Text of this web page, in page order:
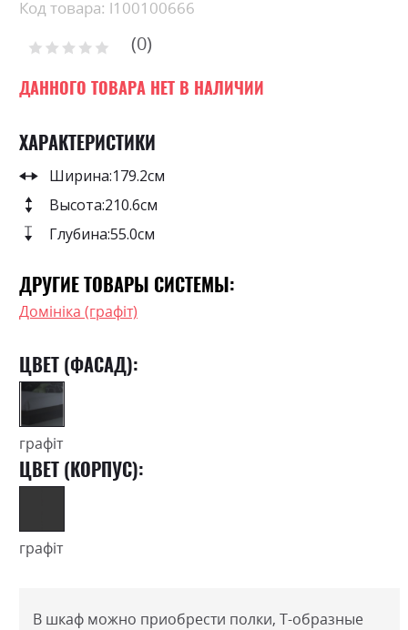
the
of
the
gallery
Код товара: l100100666
Рейтинг: 0
ДАННОГО ТОВАРА НЕТ В НАЛИЧИИ
ХАРАКТЕРИСТИКИ
Ширина:179.2см
Высота:210.6см
Глубина:55.0см
ДРУГИЕ ТОВАРЫ СИСТЕМЫ:
Домініка (графіт)
ЦВЕТ (ФАСАД):
графіт
ЦВЕТ (КОРПУС):
графіт
В шкаф можно приобрести полки, Т-образные